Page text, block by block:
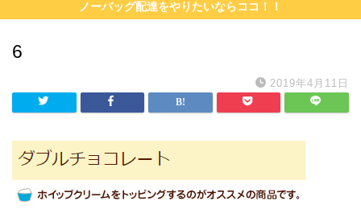
ノーバッグ配達をやりたいならココ！！
6
2019年4月11日